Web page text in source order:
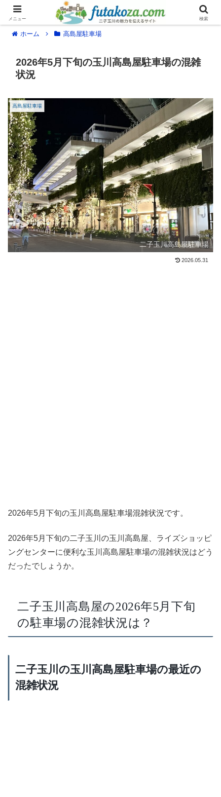
ホーム 高島屋駐車場
2026年5月下旬の玉川高島屋駐車場の混雑
状況
高島屋駐車場
二子玉川高島屋駐車場
2026.05.31
2026年5月下旬の玉川高島屋駐車場混雑状況です。
2026年5月下旬の二子玉川の玉川高島屋、ライズショッピ
ングセンターに便利な玉川高島屋駐車場の混雑状況はどう
だったでしょうか。
二子玉川高島屋の2026年5月下旬
の駐車場の混雑状況は？
二子玉川の玉川高島屋駐車場の最近の
混雑状況
メニュー 検索